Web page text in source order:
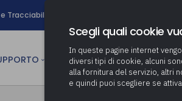
e Tracciabilità
CULTURA person AREA
Scegli quali cookie
In queste pagine internet
diversi tipi di cookie, alcuni
alla fornitura del servizio, altri
e quindi puoi scegliere se